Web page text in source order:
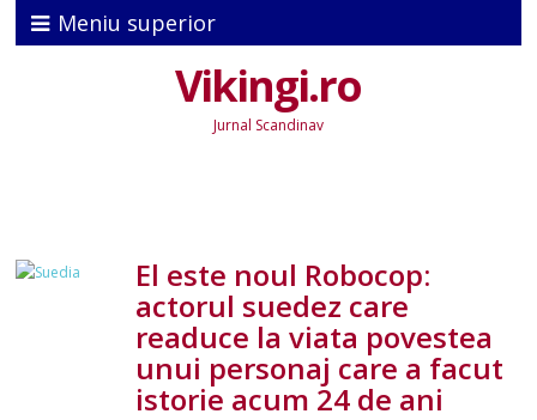
Meniu superior
Vikingi.ro
Jurnal Scandinav
El este noul Robocop:
actorul suedez care
readuce la viata povestea
unui personaj care a facut
istorie acum 24 de ani